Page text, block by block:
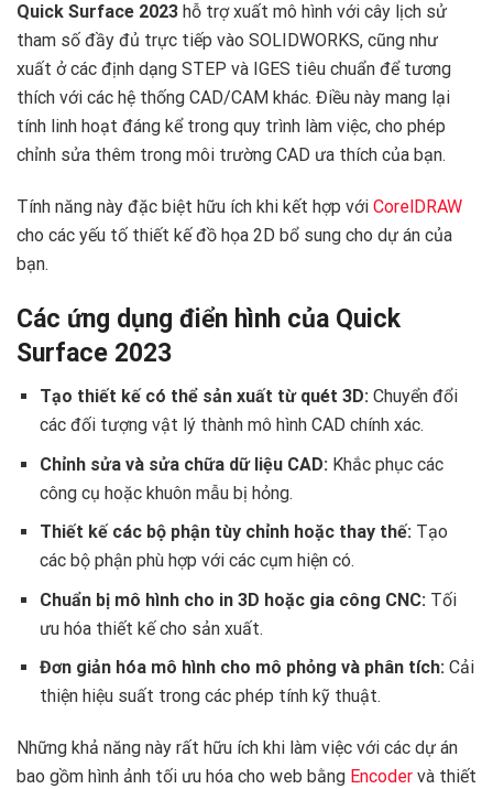
Quick Surface 2023 hỗ trợ xuất mô hình với cây lịch sử
tham số đầy đủ trực tiếp vào SOLIDWORKS, cũng như
xuất ở các định dạng STEP và IGES tiêu chuẩn để tương
thích với các hệ thống CAD/CAM khác. Điều này mang lại
tính linh hoạt đáng kể trong quy trình làm việc, cho phép
chỉnh sửa thêm trong môi trường CAD ưa thích của bạn.
Tính năng này đặc biệt hữu ích khi kết hợp với CorelDRAW
cho các yếu tố thiết kế đồ họa 2D bổ sung cho dự án của
bạn.
Các ứng dụng điển hình của Quick
Surface 2023 ️
Tạo thiết kế có thể sản xuất từ quét 3D:Chuyển đổi
các đối tượng vật lý thành mô hình CAD chính xác.
Chỉnh sửa và sửa chữa dữ liệu CAD: Khắc phục các
công cụ hoặc khuôn mẫu bị hỏng.
Thiết kế các bộ phận tùy chỉnh hoặc thay thế:Tạo
các bộ phận phù hợp với các cụm hiện có.
Chuẩn bị mô hình cho in 3D hoặc gia công CNC:Tối
ưu hóa thiết kế cho sản xuất.
Đơn giản hóa mô hình cho mô phỏng và phân tích:Cải
thiện hiệu suất trong các phép tính kỹ thuật.
Những khả năng này rất hữu ích khi làm việc với các dự án
bao gồm hình ảnh tối ưu hóa cho web bằng Encoder và thiết